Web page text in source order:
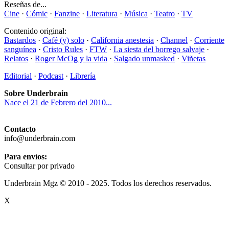
Reseñas de...
Cine · Cómic · Fanzine · Literatura · Música · Teatro · TV
Contenido original:
Bastardos · Café (y) solo · California anestesia · Channel · Corriente
sanguínea · Cristo Rules · FTW · La siesta del borrego salvaje ·
Relatos · Roger McOg y la vida · Salgado unmasked · Viñetas
Editorial · Podcast · Librería
Sobre Underbrain
Nace el 21 de Febrero del 2010...
Contacto
info@underbrain.com
Para envíos:
Consultar por privado
Underbrain Mgz © 2010 - 2025. Todos los derechos reservados.
X